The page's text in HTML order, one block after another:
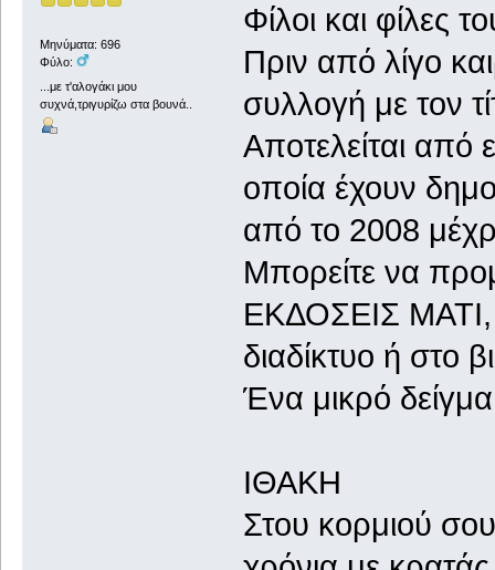
Μηνύματα: 696
Φύλο:
...με τ'αλογάκι μου
συχνά,τριγυρίζω στα βουνά..
Φίλοι και φίλες
Πριν από λίγο
συλλογή με τον
Αποτελείται από
οποία έχουν
από το 2008
Μπορείτε να
ΕΚΔΟΣΕΙΣ ΜΑΤΙ,
διαδίκτυο ή στο
Ένα μικρό
ΙΘΑΚΗ
Στου κορμιού